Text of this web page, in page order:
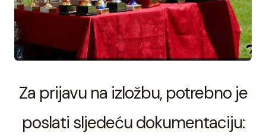
Za prijavu na izložbu, potrebno je
poslati sljedeću dokumentaciju: